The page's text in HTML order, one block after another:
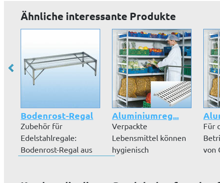
Ähnliche interessante Produkte
Bodenrost-Regal
Zubehör für
Edelstahlregale:
Bodenrost-Regal aus
Aluminiumreg...
Verpackte
Lebensmittel können
hygienisch
Für
von